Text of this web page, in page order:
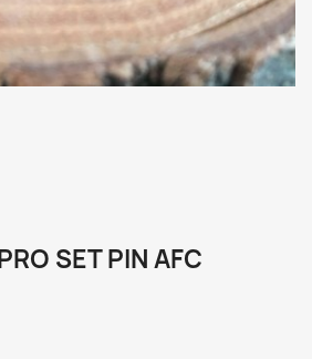
SET PIN AFC